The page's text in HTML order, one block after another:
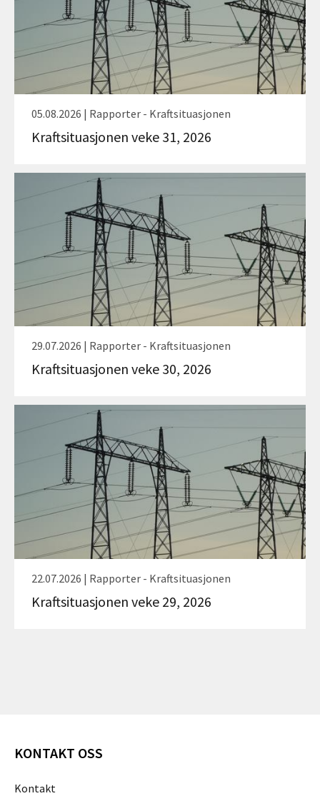
05.08.2026 | Rapporter - Kraftsituasjonen
Kraftsituasjonen veke 31, 2026
29.07.2026 | Rapporter - Kraftsituasjonen
Kraftsituasjonen veke 30, 2026
22.07.2026 | Rapporter - Kraftsituasjonen
Kraftsituasjonen veke 29, 2026
KONTAKT OSS
Kontakt